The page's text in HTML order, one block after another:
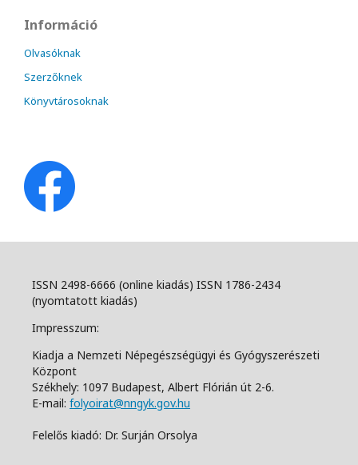
Információ
Olvasóknak
Szerzőknek
Könyvtárosoknak
ISSN 2498-6666 (online kiadás) ISSN 1786-2434
(nyomtatott kiadás)
Impresszum:
Kiadja a Nemzeti Népegészségügyi és Gyógyszerészeti
Központ
Székhely: 1097 Budapest, Albert Flórián út 2-6.
E-mail: folyoirat@nngyk.gov.hu
Felelős kiadó: Dr. Surján Orsolya